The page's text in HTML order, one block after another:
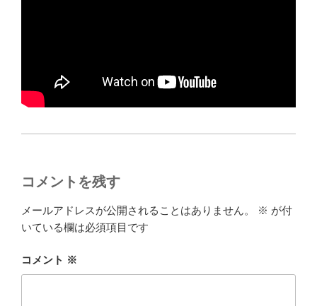
コメントを残す
メールアドレスが公開されることはありません。 ※ が付
いている欄は必須項目です
コメント ※